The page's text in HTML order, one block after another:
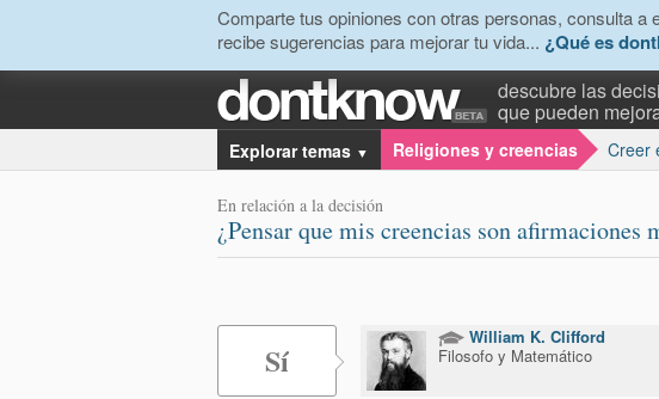
Comparte tus opiniones con otras personas, consulta a
recibe sugerencias para mejorar tu vida... ¿Qué es
descubre las
que pueden
Explorar temas ▼ Religiones y creencias Creer
En relación a la decisión
¿Pensar que mis creencias son afirmaciones
Sí
William K. Clifford
Filosofo y Matemático